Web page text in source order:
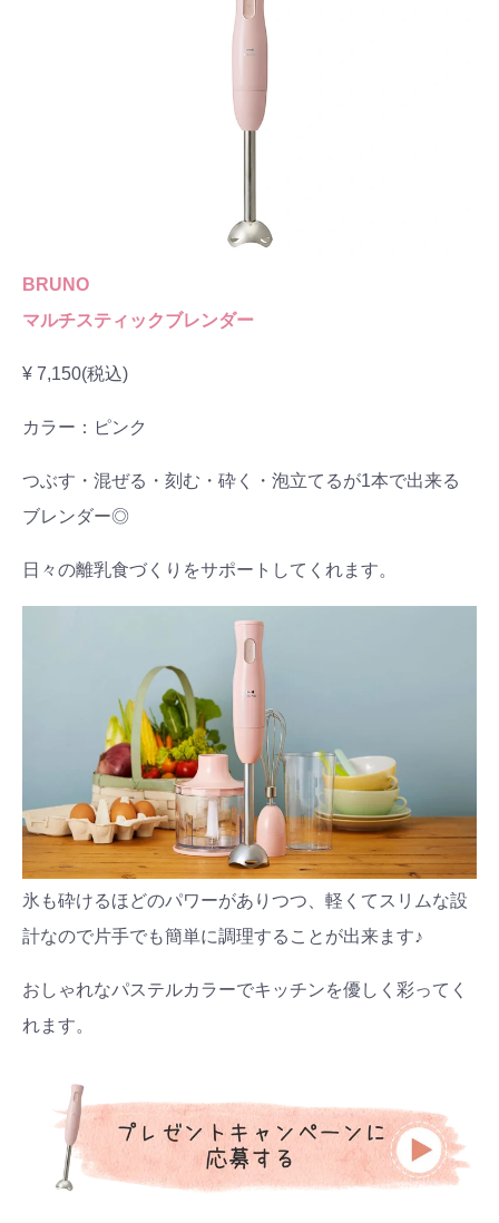
BRUNO
マルチスティックブレンダー
¥ 7,150(税込)
カラー：ピンク
つぶす・混ぜる・刻む・砕く・泡立てるが1本で出来る
ブレンダー◎
日々の離乳食づくりをサポートしてくれます。
氷も砕けるほどのパワーがありつつ、軽くてスリムな設
計なので片手でも簡単に調理することが出来ます♪
おしゃれなパステルカラーでキッチンを優しく彩ってく
れます。
検索
プレゼント&
キャンペーン
妊娠&出産 子育て